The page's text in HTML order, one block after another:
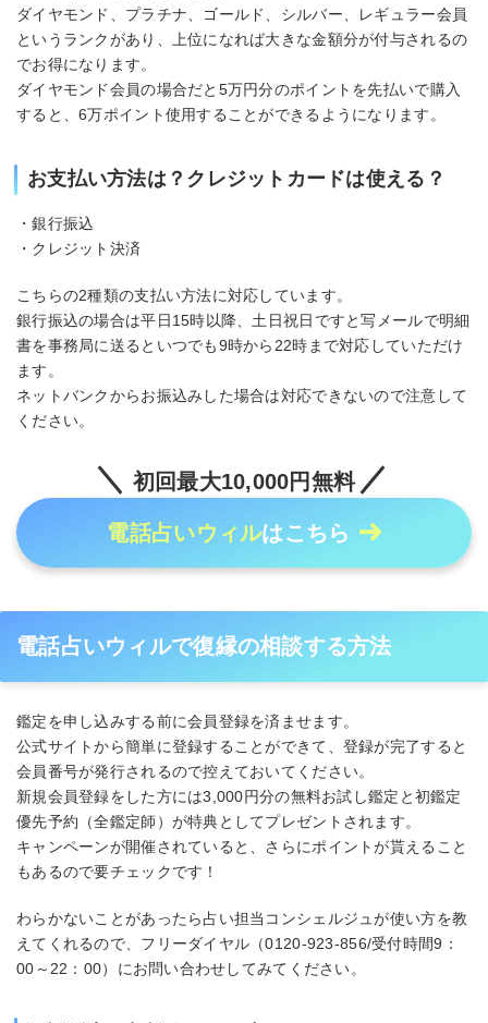
ダイヤモンド、プラチナ、ゴールド、シルバー、レギュラー会員
というランクがあり、上位になれば大きな金額分が付与されるの
でお得になります。
ダイヤモンド会員の場合だと5万円分のポイントを先払いで購入
すると、6万ポイント使用することができるようになります。
お支払い方法は？クレジットカードは使える？
・銀行振込
・クレジット決済
こちらの2種類の支払い方法に対応しています。
銀行振込の場合は平日15時以降、土日祝日ですと写メールで明細
書を事務局に送るといつでも9時から22時まで対応していただけ
ます。
ネットバンクからお振込みした場合は対応できないので注意して
ください。
初回最大10,000円無料
電話占いウィルはこちら
電話占いウィルで復縁の相談する方法
鑑定を申し込みする前に会員登録を済ませます。
公式サイトから簡単に登録することができて、登録が完了すると
会員番号が発行されるので控えておいてください。
新規会員登録をした方には3,000円分の無料お試し鑑定と初鑑定
優先予約（全鑑定師）が特典としてプレゼントされます。
キャンペーンが開催されていると、さらにポイントが貰えること
もあるので要チェックです！
わらかないことがあったら占い担当コンシェルジュが使い方を教
えてくれるので、フリーダイヤル（0120-923-856/受付時間9：
00～22：00）にお問い合わせしてみてください。